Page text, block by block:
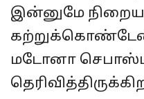
இன்னுமே
மடோனா